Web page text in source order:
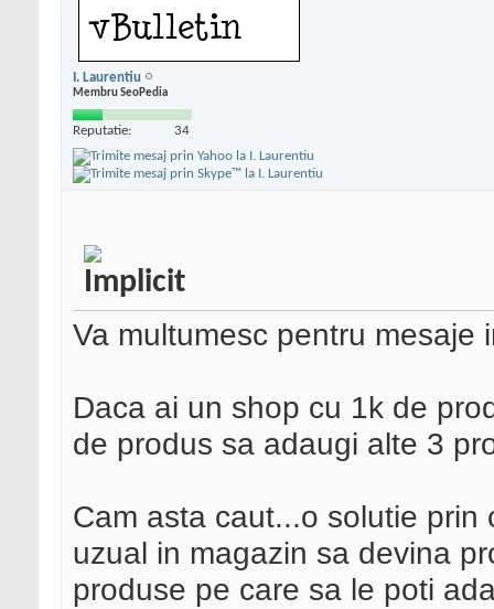
I. Laurentiu
Membru SeoPedia
Reputatie: 34
Va multumesc pentru mesaje
Daca ai un shop cu 1k de
de produs sa adaugi alte 3
Cam asta caut...o solutie
uzual in magazin sa devina
produse pe care sa le poti